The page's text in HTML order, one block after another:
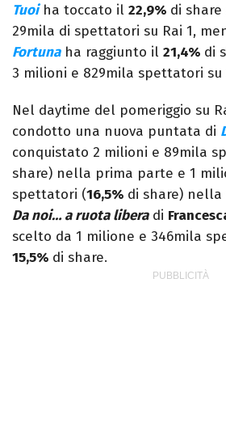
Tuoiha toccato il 22,9% di
29mila di spettatori su Rai 1,
Fortunaha raggiunto il 21,4% di
3 milioni e 829mila spettatori su
Nel daytime del pomeriggio su
condotto una nuova puntata di
conquistato 2 milioni e 89mila
share) nella prima parte e 1
spettatori (16,5% di share) nella
Da noi… a ruota liberadi
scelto da 1 milione e 346mila
15,5% di share.